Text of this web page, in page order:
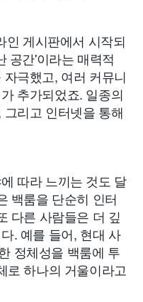
인 게시판에서 시작되
공간'이라는 매력적
극했고, 여러 커뮤니
추가되었죠. 일종의
리고 인터넷을 통해
따라 느끼는 것도 달
백룸을 단순히 인터
다른 사람들은 더 깊
. 예를 들어, 현대 사
정체성을 백룸에 투
로 하나의 거울이라고